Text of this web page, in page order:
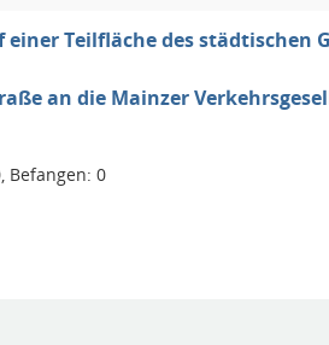
Teilfläche des städtischen
an die Mainzer
Befangen: 0